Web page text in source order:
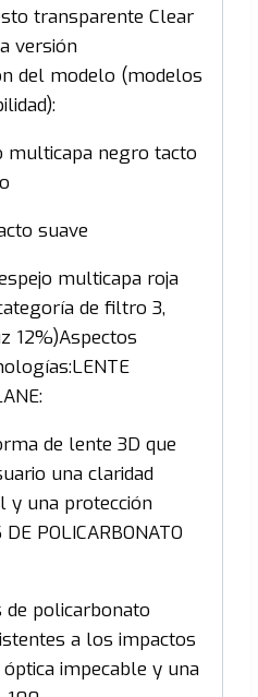
transparente Clear
versión
del modelo (modelos
multicapa negro tacto
suave
multicapa roja
de filtro 3,
12%)Aspectos
de lente 3D que
una claridad
y una protección
POLICARBONATO
de policarbonato
a los impactos
impecable y una